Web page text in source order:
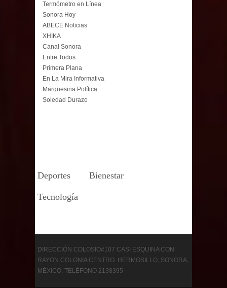
Termómetro en Línea
Sonora Hoy
ABECE Noticias
XHIKA
Canal Sonora
Entre Todos
Primera Plana
En La Mira Informativa
Marquesina Política
Soledad Durazo
Deportes Bienestar
Tecnología
DIRECCIÓN COLOSIO#107 CASI ESQUINA CON
RAYON COLONIA CENTRO. HERMOSILLO, SONORA,
MÉXICO. TELÉFONO 2138395